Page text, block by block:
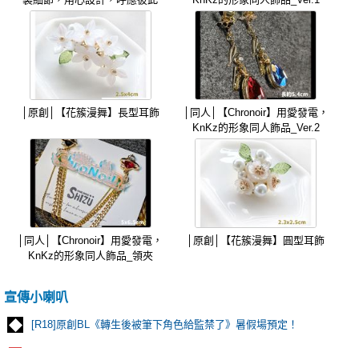
│原創│【花簇漫舞】長型耳飾
│同人│【Chronoir】用愛發電，
KnKz的形象同人飾品_Ver.2
│同人│【Chronoir】用愛發電，
KnKz的形象同人飾品_領夾
│原創│【花簇漫舞】圓型耳飾
宣傳小喇叭
[R18]原創BL《轉生後被筆下角色給監禁了》暑假場預定！